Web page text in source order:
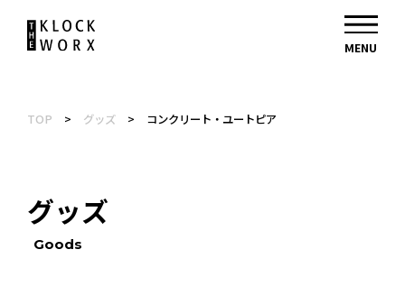
TOP > グッズ > コンクリート・ユートピア
グッズ
Goods